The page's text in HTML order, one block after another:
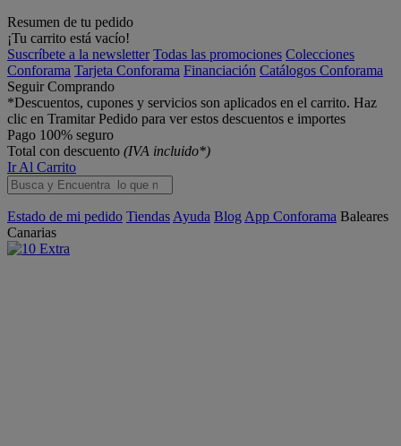
Resumen de tu pedido
¡Tu carrito está vacío!
Suscríbete a la newsletter Todas las promociones Colecciones
Conforama Tarjeta Conforama Financiación Catálogos Conforama
Seguir Comprando
*Descuentos, cupones y servicios son aplicados en el carrito. Haz
clic en Tramitar Pedido para ver estos descuentos e importes
Pago 100% seguro
Total con descuento (IVA incluido*)
Ir Al Carrito
Estado de mi pedido Tiendas Ayuda Blog App Conforama Baleares
Canarias